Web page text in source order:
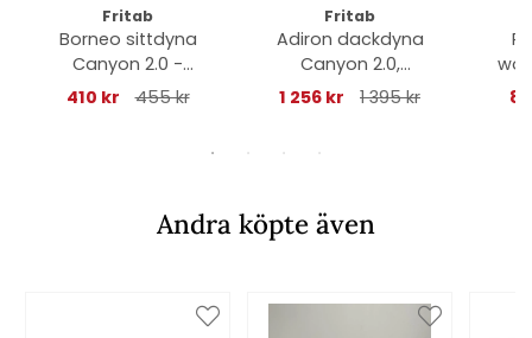
Fritab
Borneo sittdyna
Canyon 2.0 -
skogsgrön
410 kr 455 kr
Fritab
Adiron dackdyna
Canyon 2.0,
nackkudde - indigo
1 256 kr 1 395 kr
Andra köpte även